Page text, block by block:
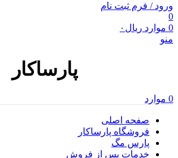
ورود / فرم ثبت نام
0
0 موارد ریال ۰
منو
پارساکار
0 موارد
صفحه اصلی
فروشگاه پارساکار
پارس مگ
خدمات پس از فروش